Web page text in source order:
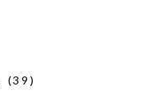
(39)